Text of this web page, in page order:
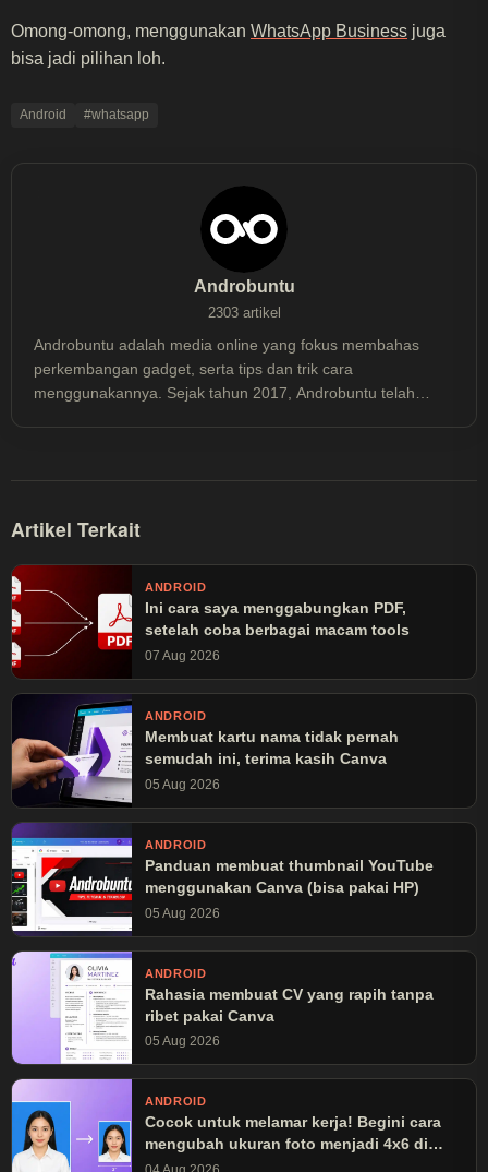
Omong-omong, menggunakan WhatsApp Business juga
bisa jadi pilihan loh.
Android #whatsapp
Androbuntu
2303 artikel
Androbuntu adalah media online yang fokus membahas
perkembangan gadget, serta tips dan trik cara
menggunakannya. Sejak tahun 2017, Androbuntu telah
Artikel Terkait
ANDROID
Ini cara saya menggabungkan PDF,
setelah coba berbagai macam tools
07 Aug 2026
ANDROID
Membuat kartu nama tidak pernah
semudah ini, terima kasih Canva
05 Aug 2026
ANDROID
Panduan membuat thumbnail YouTube
menggunakan Canva (bisa pakai HP)
05 Aug 2026
ANDROID
Rahasia membuat CV yang rapih tanpa
ribet pakai Canva
05 Aug 2026
ANDROID
Cocok untuk melamar kerja! Begini cara
mengubah ukuran foto menjadi 4x6 di
Canva